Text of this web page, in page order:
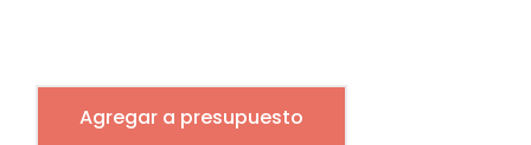
Agregar a presupuesto